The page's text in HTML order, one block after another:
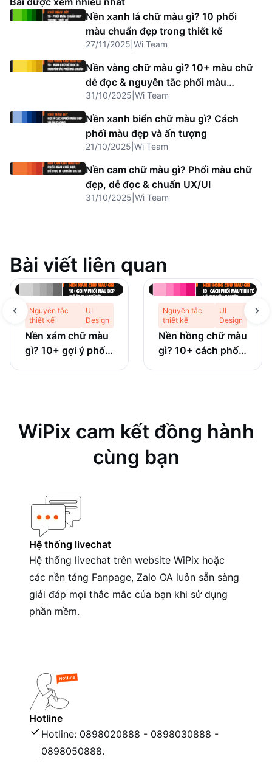
Nền xanh lá chữ màu gì? 10 phối
màu chuẩn đẹp trong thiết kế
27/11/2025 Wi Team
Nền vàng chữ màu gì? 10+ màu chữ
dễ đọc & nguyên tắc phối màu
chuẩn
31/10/2025 Wi Team
Nền xanh biển chữ màu gì? Cách
phối màu đẹp và ấn tượng
21/10/2025 Wi Team
Nền cam chữ màu gì? Phối màu chữ
đẹp, dễ đọc & chuẩn UX/UI
31/10/2025 Wi Team
Bài viết liên quan
Nguyên tắc
thiết kế
UI
Design
Nền xám chữ màu
gì? 10+ gợi ý phối
Nguyên tắc
thiết kế
UI
Design
Nền hồng chữ màu
gì? 10+ cách phối
WiPix cam kết đồng hành
cùng bạn
Hệ thống livechat
Hệ thống livechat trên website WiPix hoặc
các nền tảng Fanpage, Zalo OA luôn sẵn sàng
giải đáp mọi thắc mắc của bạn khi sử dụng
phần mềm.
Hotline
Hotline: 0898020888 - 0898030888 -
0898050888.